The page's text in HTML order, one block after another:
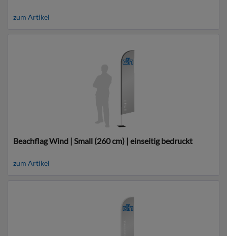
zum Artikel
Beachflag Wind | Small (260 cm) | einseitig bedruckt
zum Artikel